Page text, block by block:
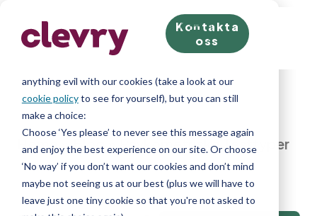
We know right? These cookie pop-ups can really ruin
your visit, so we’ll make this quick. This website does
anything evil with our cookies (take a look at our
cookie policyto see for yourself), but you can still
make a choice:
Choose ‘Yes please’ to never see this message again
and enjoy the best experience on our site. Or choose
‘No way’ if you don’t want our cookies and don’t mind
maybe not seeing us at our best (plus we will have to
leave just one tiny cookie so that you're not asked to
Kontakta
oss
Home»Blog »Psykometriska Testtyper